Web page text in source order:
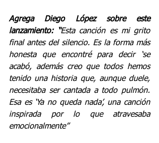
Agrega Diego López sobre este
lanzamiento: “Esta canción es mi grito
final antes del silencio. Es la forma más
honesta que encontré para decir ‘se
acabó, además creo que todos hemos
tenido una historia que, aunque duele,
necesitaba ser cantada a todo pulmón.
Esa es ‘Ya no queda nada’, una canción
inspirada por lo que atravesaba
emocionalmente”